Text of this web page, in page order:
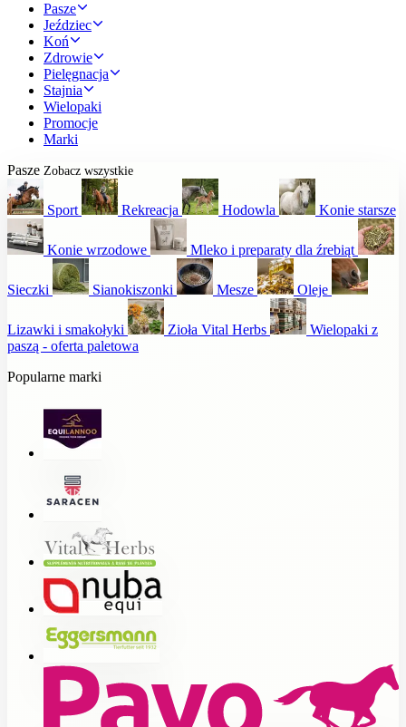
Pasze
Jeździec
Koń
Zdrowie
Pielęgnacja
Stajnia
Wielopaki
Promocje
Marki
Pasze Zobacz wszystkie
Sport Rekreacja Hodowla Konie starsze
Konie wrzodowe Mleko i preparaty dla źrebiąt
Sieczki Sianokiszonki Mesze Oleje
Lizawki i smakołyki Zioła Vital Herbs
Wielopaki z
paszą - oferta paletowa
Popularne marki